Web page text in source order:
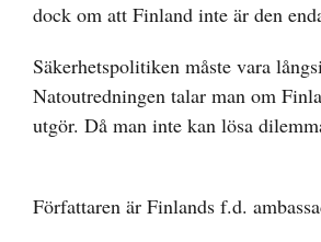
dock om att Finland inte är den
Säkerhetspolitiken måste vara
Natoutredningen talar man om
utgör. Då man inte kan lösa
Författaren är Finlands f.d.